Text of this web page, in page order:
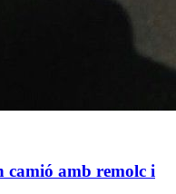
camió amb remolc i